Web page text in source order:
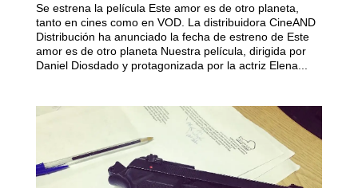
Se estrena la película Este amor es de otro planeta,
tanto en cines como en VOD. La distribuidora CineAND
Distribución ha anunciado la fecha de estreno de Este
amor es de otro planeta Nuestra película, dirigida por
Daniel Diosdado y protagonizada por la actriz Elena...